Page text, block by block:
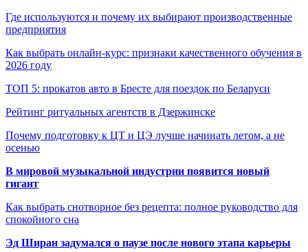
Где используются и почему их выбирают производственные
предприятия
Как выбрать онлайн-курс: признаки качественного обучения в
2026 году
ТОП 5: прокатов авто в Бресте для поездок по Беларуси
Рейтинг ритуальных агентств в Дзержинске
Почему подготовку к ЦТ и ЦЭ лучше начинать летом, а не
осенью
В мировой музыкальной индустрии появится новый
гигант
Как выбрать снотворное без рецепта: полное руководство для
спокойного сна
Эд Ширан задумался о паузе после нового этапа карьеры